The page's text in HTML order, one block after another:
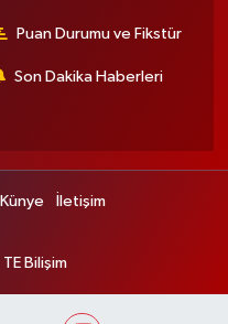
Puan Durumu ve Fikstür
Son Dakika Haberleri
Künye İletişim
TE Bilişim